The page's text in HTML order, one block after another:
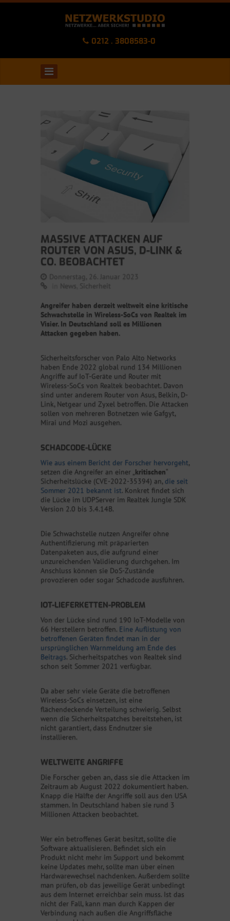
0212 . 3808583-0
MASSIVE ATTACKEN AUF
ROUTER VON ASUS, D-LINK &
CO. BEOBACHTET
Donnerstag, 26. Januar 2023
News Sicherheit
Angreifer haben derzeit weltweit eine kritische
Schwachstelle in Wireless-SoCs von Realtek im
Visier. In Deutschland soll es Millionen
Attacken gegeben haben.
Sicherheitsforscher von Palo Alto Networks
haben Ende 2022 global rund 134 Millionen
Angriffe auf IoT-Geräte und Router mit
Wireless-SoCs von Realtek beobachtet. Davon
sind unter anderem Router von Asus, Belkin, D-
Link, Netgear und Zyxel betroffen. Die Attacken
sollen von mehreren Botnetzen wie Gafgyt,
Mirai und Mozi ausgehen.
SCHADCODE-LÜCKE
Wie aus einem Bericht der Forscher hervorgeht,
setzen die Angreifer an einer „kritischen“
Sicherheitslücke (CVE-2022-35394) an, die seit
Sommer 2021 bekannt ist. Konkret findet sich
die Lücke im UDPServer im Realtek Jungle SDK
Version 2.0 bis 3.4.14B.
Die Schwachstelle nutzen Angreifer ohne
Authentifizierung mit präparierten
Datenpaketen aus, die aufgrund einer
unzureichenden Validierung durchgehen. Im
Anschluss können sie DoS-Zustände
provozieren oder sogar Schadcode ausführen.
IOT-LIEFERKETTEN-PROBLEM
Von der Lücke sind rund 190 IoT-Modelle von
66 Herstellern betroffen. Eine Auflistung von
betroffenen Geräten findet man in der
ursprünglichen Warnmeldung am Ende des
Beitrags. Sicherheitspatches von Realtek sind
schon seit Sommer 2021 verfügbar.
Da aber sehr viele Geräte die betroffenen
Wireless-SoCs einsetzen, ist eine
flächendeckende Verteilung schwierig. Selbst
wenn die Sicherheitspatches bereitstehen, ist
nicht garantiert, dass Endnutzer sie
installieren.
WELTWEITE ANGRIFFE
Die Forscher geben an, dass sie die Attacken im
Zeitraum ab August 2022 dokumentiert haben.
Knapp die Hälfte der Angriffe soll aus den USA
stammen. In Deutschland haben sie rund 3
Millionen Attacken beobachtet.
Wer ein betroffenes Gerät besitzt, sollte die
Software aktualisieren. Befindet sich ein
Produkt nicht mehr im Support und bekommt
keine Updates mehr, sollte man über einen
Hardwarewechsel nachdenken. Außerdem sollte
man prüfen, ob das jeweilige Gerät unbedingt
aus dem Internet erreichbar sein muss. Ist das
nicht der Fall, kann man durch Kappen der
Verbindung nach außen die Angriffsfläche